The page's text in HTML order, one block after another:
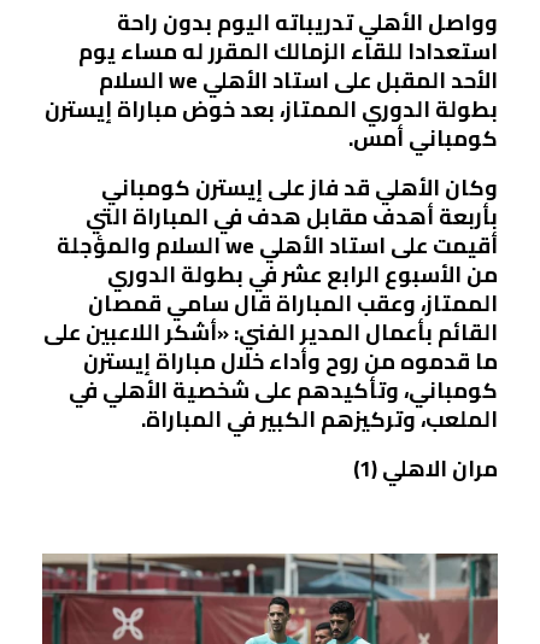
وواصل الأهلي تدريباته اليوم بدون راحة
استعدادا للقاء الزمالك المقرر له مساء يوم
الأحد ‏المقبل على استاد الأهلي ‏we‏ السلام
بطولة الدوري الممتاز، بعد خوض مباراة إيسترن
كومباني أمس.‏
وكان الأهلي قد فاز على إيسترن كومباني
بأربعة أهدف مقابل هدف في المباراة التي
أقيمت‏ على استاد الأهلي ‏we‏ السلام والمؤجلة
من الأسبوع الرابع عشر في بطولة ‏الدوري
الممتاز، وعقب المباراة قال سامي قمصان
القائم بأعمال المدير الفني: «أشكر ‏اللاعبين على
ما قدموه من روح وأداء خلال مباراة إيسترن
كومباني، وتأكيدهم على شخصية ‏الأهلي في
الملعب، وتركيزهم الكبير في المباراة.
مران الاهلي (1)